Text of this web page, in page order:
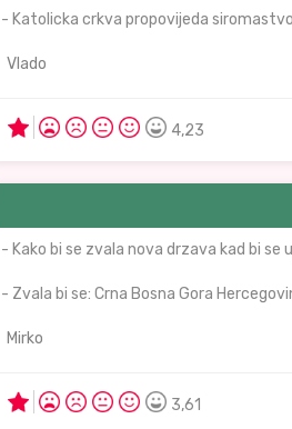
- Katolicka crkva propovijeda
Vlado
4,23
- Kako bi se zvala nova drzava kad bi se
- Zvala bi se: Crna Bosna Gora
Mirko
3,61